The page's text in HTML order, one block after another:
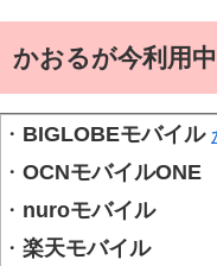
かおるが今利用
・ BIGLOBEモバイル
・ OCNモバイルONE
・ nuroモバイル
・ 楽天モバイル